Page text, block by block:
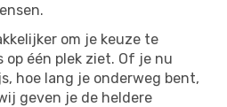
om je keuze te
op één plek ziet. Of je nu
hoe lang je onderweg bent,
geven je de heldere